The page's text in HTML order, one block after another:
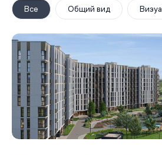
Все Общий вид